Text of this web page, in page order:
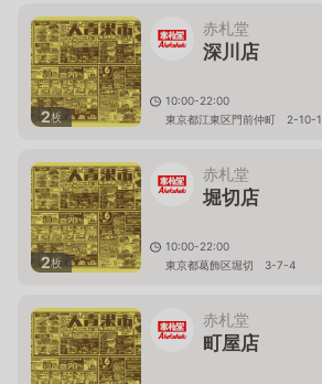
2枚
赤札堂
深川店
10:00-22:00
東京都江東区門前仲町 2-10-1
2枚
赤札堂
堀切店
10:00-22:00
東京都葛飾区堀切 3-7-4
赤札堂
町屋店